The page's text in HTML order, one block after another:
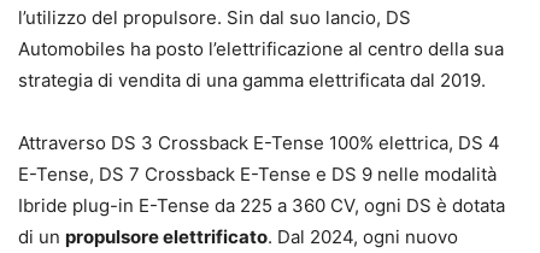
l’utilizzo del propulsore. Sin dal suo lancio, DS
Automobiles ha posto l’elettrificazione al centro della sua
strategia di vendita di una gamma elettrificata dal 2019.
Attraverso DS 3 Crossback E-Tense 100% elettrica, DS 4
E-Tense, DS 7 Crossback E-Tense e DS 9 nelle modalità
Ibride plug-in E-Tense da 225 a 360 CV, ogni DS è dotata
di un propulsore elettrificato. Dal 2024, ogni nuovo